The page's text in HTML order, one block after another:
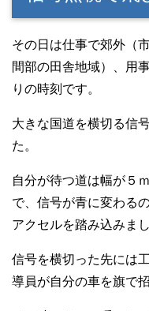
その日は仕事で郊外（
間部の田舎地域）、用
りの時刻です。
大きな国道を横切る信
た。
自分が待つ道は幅が５
で、信号が青に変わる
アクセルを踏み込みまし
信号を横切った先には
導員が自分の車を旗で